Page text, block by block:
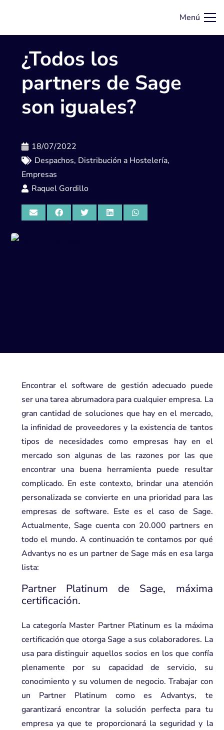
Menú
¿Todos los
partners de Sage
son iguales?
18/07/2022
Despachos, Distribución a Hostelería,
Empresas
Raquel Gordillo
Encontrar el software de gestión adecuado puede
ser una tarea abrumadora para cualquier empresa. La
gran cantidad de soluciones que hay en el mercado,
la infinidad de proveedores y la existencia de tantos
tipos de necesidades como empresas hay en el
mercado son algunas de las razones por las que
encontrar una buena herramienta puede resultar
complicado. En este contexto, brindar una atención
personalizada se convierte en una prioridad para las
empresas de software. Este es el caso de Sage.
Actualmente, Sage cuenta con 20.000 partners en
todo el mundo. A continuación te contamos por qué
Advantys no es un partner de Sage más en esa larga
lista:
Partner Platinum de Sage, máxima
certificación.
La categoría Master Partner Platinum es la máxima
certificación que otorga Sage a sus colaboradores. La
usa para distinguir aquellos socios en los que confía
plenamente por su capacidad de servicio, su
conocimiento y su volumen de negocio.Trabajar con
un Partner Platinum como es Advantys, te
garantizará encontrar la solución perfecta para tu
empresa ya que te proporcionará la seguridad y la